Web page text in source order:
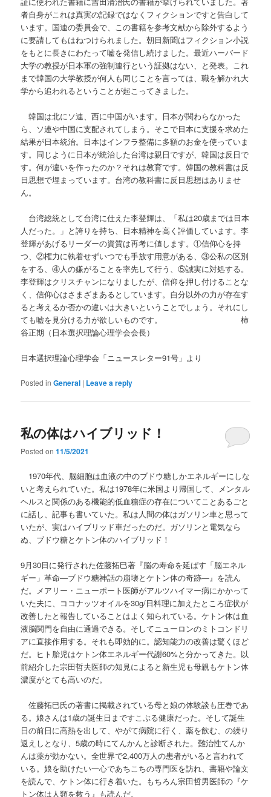
者自身がこれは真実の記録ではなくフィクションですと告白して
います。国連の委員会で、この書籍を参考文献から除外するよう
に要請してもはねつけられました。朝日新聞はフィクション小説
をもとに長きにわたって嘘を発信し続けました。最近ハーバード
大学の教授が日本軍の強制連行という証拠はない、と発表。これ
まで韓国の大学教授が何人も同じことを言っては、職を解かれ大
学から追われるということが起こってきました。
韓国は北にソ連、西に中国がいます。日本が関わらなかった
ら、ソ連や中国に支配されてしまう。そこで日本に支援を求めた
結果が日本統治。日本はインフラ整備に多額のお金を使っていま
す。同じように日本が統治した台湾は親日ですが、韓国は反日で
す。何が違いを作ったのか？それは教育です。韓国の教科書は反
日思想で埋まっています。台湾の教科書に反日思想はありませ
ん。
台湾総統として台湾に仕えた李登輝は、「私は20歳までは日本
人だった。」と誇りを持ち、日本精神を高く評価しています。李
登輝があげるリーダーの資質は再考に値します。①信仰心を持
つ、②権力に執着せずいつでも手放す用意がある、③公私の区別
をする、④人の嫌がることを率先して行う、⑤誠実に対処する。
李登輝はクリスチャンになりましたが、信仰を押し付けることな
く、信仰心はさまざまあるとしています。自分以外の力が存在す
ると考えるか否かの違いは大きいということでしょう。それにし
ても嘘を見分ける力が欲しいものです。 柿
谷正期（日本選択理論心理学会会長）
日本選択理論心理学会「ニュースレター91号」より
Posted in General | Leave a reply
私の体はハイブリッド！
Posted on11/5/2021
1970年代、脳細胞は血液の中のブドウ糖しかエネルギーにしな
いと考えられていた。私は1978年に米国より帰国して、メンタル
ヘルスと関係のある機能的低血糖症の存在についてことあるごと
に話し、記事も書いていた。私は人間の体はガソリン車と思って
いたが、実はハイブリッド車だったのだ。ガソリンと電気なら
ぬ、ブドウ糖とケトン体のハイブリッド！
9月30日に発行された佐藤拓巳著『脳の寿命を延ばす「脳エネル
ギー」革命―ブドウ糖神話の崩壊とケトン体の奇跡―』を読ん
だ。メアリー・ニューポート医師がアルツハイマー病にかかって
いた夫に、ココナッツオイルを30g/日料理に加えたところ症状が
改善したと報告していることはよく知られている。ケトン体は血
液脳関門を自由に通過できる。そしてニューロンのミトコンドリ
アに直接作用する。それも即効的に。認知能力の改善は驚くほど
だ。ヒト胎児はケトン体エネルギー代謝60%と分かってきた。以
前紹介した宗田哲夫医師の知見によると新生児も母親もケトン体
濃度がとても高いのだ。
佐藤拓巳氏の著書に掲載されている母と娘の体験談も圧巻であ
る。娘さんは1歳の誕生日まですこぶる健康だった。そして誕生
日の前日に高熱を出して、やがて病院に行く、薬を飲む、の繰り
返えしとなり、5歳の時にてんかんと診断された。難治性てんか
んは薬が効かない。全世界で2,400万人の患者がいると言われて
いる。娘を助けたい一心であちこちの専門医を訪れ、書籍や論文
を読んで、ケトン体に行き着いた。もちろん宗田哲男医師の『ケ
トン体は人類を救う』も読んだ。